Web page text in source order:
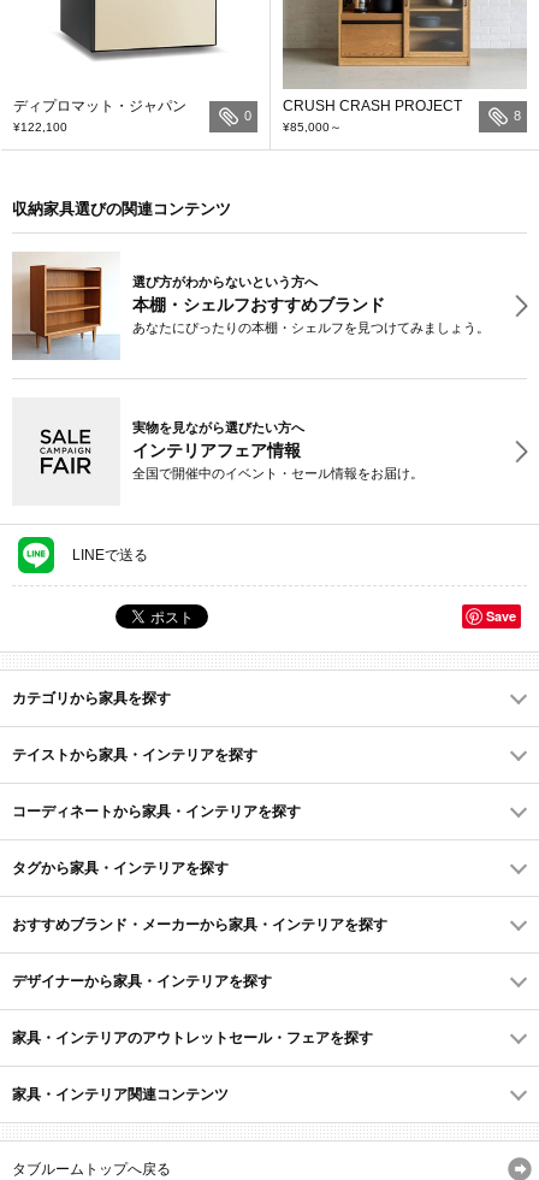
ディプロマット・ジャパン
¥122,100
0
CRUSH CRASH PROJECT
¥85,000～
8
収納家具選びの関連コンテンツ
選び方がわからないという方へ
本棚・シェルフおすすめブランド
あなたにぴったりの本棚・シェルフを見つけてみましょう。
実物を見ながら選びたい方へ
インテリアフェア情報
全国で開催中のイベント・セール情報をお届け。
LINEで送る
Save
カテゴリから家具を探す
テイストから家具・インテリアを探す
コーディネートから家具・インテリアを探す
タグから家具・インテリアを探す
おすすめブランド・メーカーから家具・インテリアを探す
デザイナーから家具・インテリアを探す
家具・インテリアのアウトレットセール・フェアを探す
家具・インテリア関連コンテンツ
タブルームトップへ戻る